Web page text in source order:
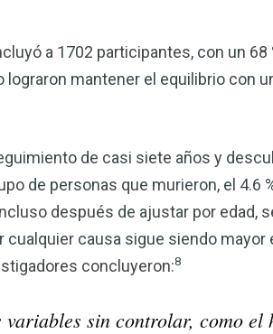
a 1702 participantes, con un
lograron mantener el equilibrio con
de casi siete años y
de personas que murieron, el 4.6
después de ajustar por edad,
causa sigue siendo
concluyeron:8
sin controlar, como